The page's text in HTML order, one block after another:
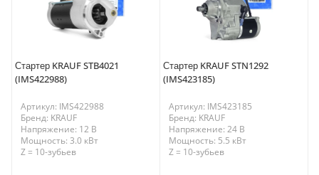
Стартер KRAUF STB4021
(IMS422988)
Артикул: IMS422988
Бренд: KRAUF
Напряжение: 12 В
Мощность: 3.0 кВт
Z = 10-зубьев
Стартер KRAUF STN1292
(IMS423185)
Артикул: IMS423185
Бренд: KRAUF
Напряжение: 24 В
Мощность: 5.5 кВт
Z = 10-зубьев